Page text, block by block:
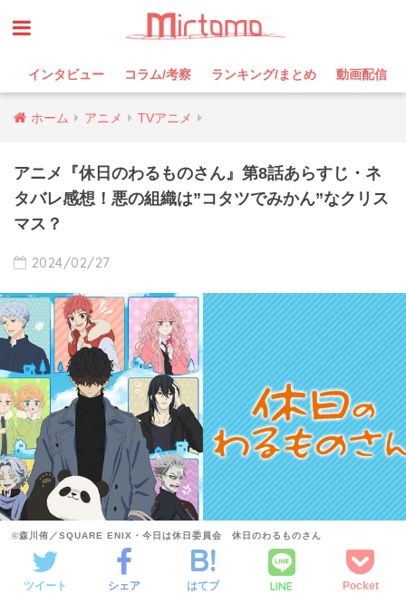
インタビュー コラム/考察 ランキング/まとめ 動画配信
ホーム アニメ TVアニメ
アニメ『休日のわるものさん』第8話あらすじ・ネ
タバレ感想！悪の組織は”コタツでみかん”なクリス
マス？
2024/02/27
©森川侑／SQUARE ENIX・今日は休日委員会 休日のわるものさん
ツイート シェア はてブ LINE Pocket